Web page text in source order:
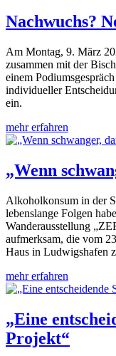
Nachwuchs?
Am Montag, 9. März
zusammen mit der
einem
individueller
ein.
mehr erfahren
„Wenn
Alkoholkonsum in der
lebenslange Folgen
Wanderausstellung
aufmerksam, die vom
Haus in Ludwigshafen
mehr erfahren
„Eine
Projekt“